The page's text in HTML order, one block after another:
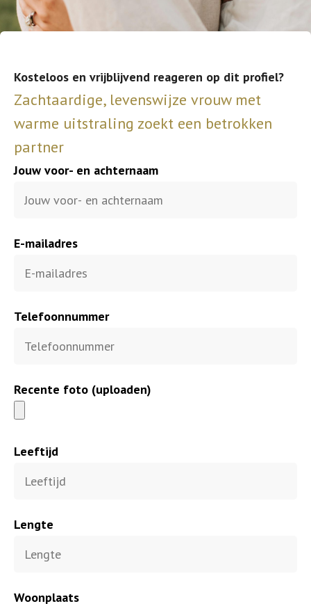
Kosteloos en vrijblijvend reageren op dit profiel?
Zachtaardige, levenswijze vrouw met
warme uitstraling zoekt een betrokken
partner
Jouw voor- en achternaam
E-mailadres
Telefoonnummer
Recente foto (uploaden)
Leeftijd
Lengte
Woonplaats